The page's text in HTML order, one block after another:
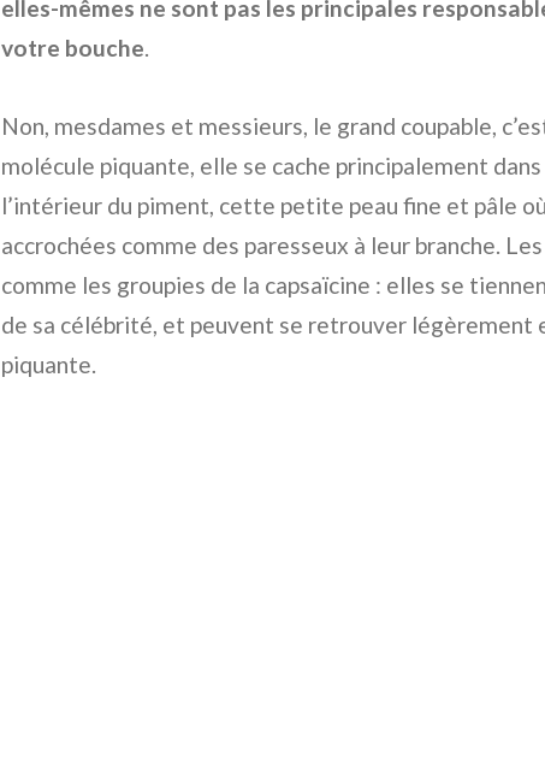
elles-mêmes ne sont pas les principales
votre bouche.
Non, mesdames et messieurs, le grand coupable,
molécule piquante, elle se cache principalement
l’intérieur du piment, cette petite peau fine et pâle
accrochées comme des paresseux à leur branche.
comme les groupies de la capsaïcine : elles se
de sa célébrité, et peuvent se retrouver légèrement
piquante.